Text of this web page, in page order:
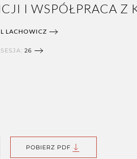
I WSPÓŁPRACA Z
LACHOWICZ
SESJA: 26
POBIERZ PDF